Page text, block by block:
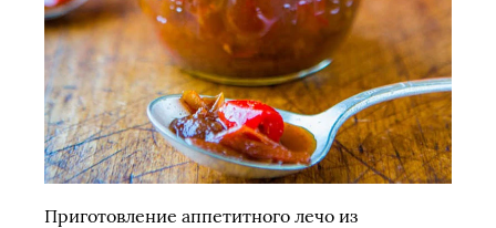
Приготовление аппетитного лечо из